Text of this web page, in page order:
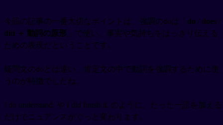
今回の記事の一番大切なポイントは、強調のdoは「 do / does /
did ＋ 動詞の原形 」で使い、事実や気持ちをはっきり伝える
ための表現だということです。
疑問文のdoとは違い、肯定文の中で動詞を強調するために使
うのが特徴でしたね。
I do understand. や I did finish it. のように、たった一語を加える
だけでニュアンスがぐっと変わります。